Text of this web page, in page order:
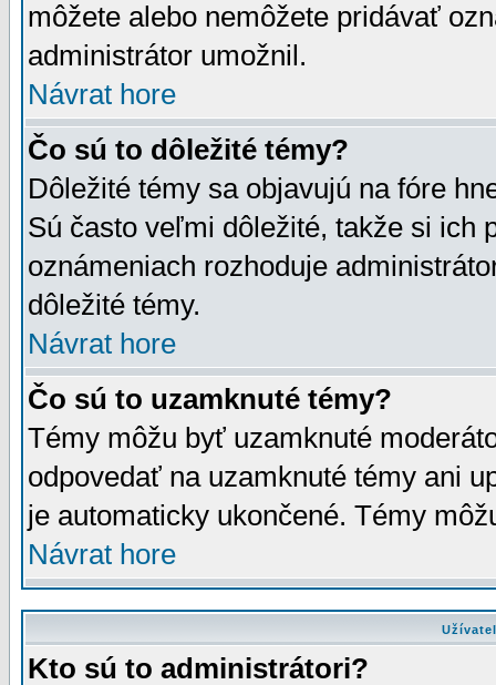
môžete alebo nemôžete pridávať
administrátor umožnil.
Návrat hore
Čo sú to dôležité témy?
Dôležité témy sa objavujú na fóre
Sú často veľmi dôležité, takže si ich
oznámeniach rozhoduje
dôležité témy.
Návrat hore
Čo sú to uzamknuté témy?
Témy môžu byť uzamknuté
odpovedať na uzamknuté témy ani
je automaticky ukončené. Témy
Návrat hore
Kto sú to administrátori?